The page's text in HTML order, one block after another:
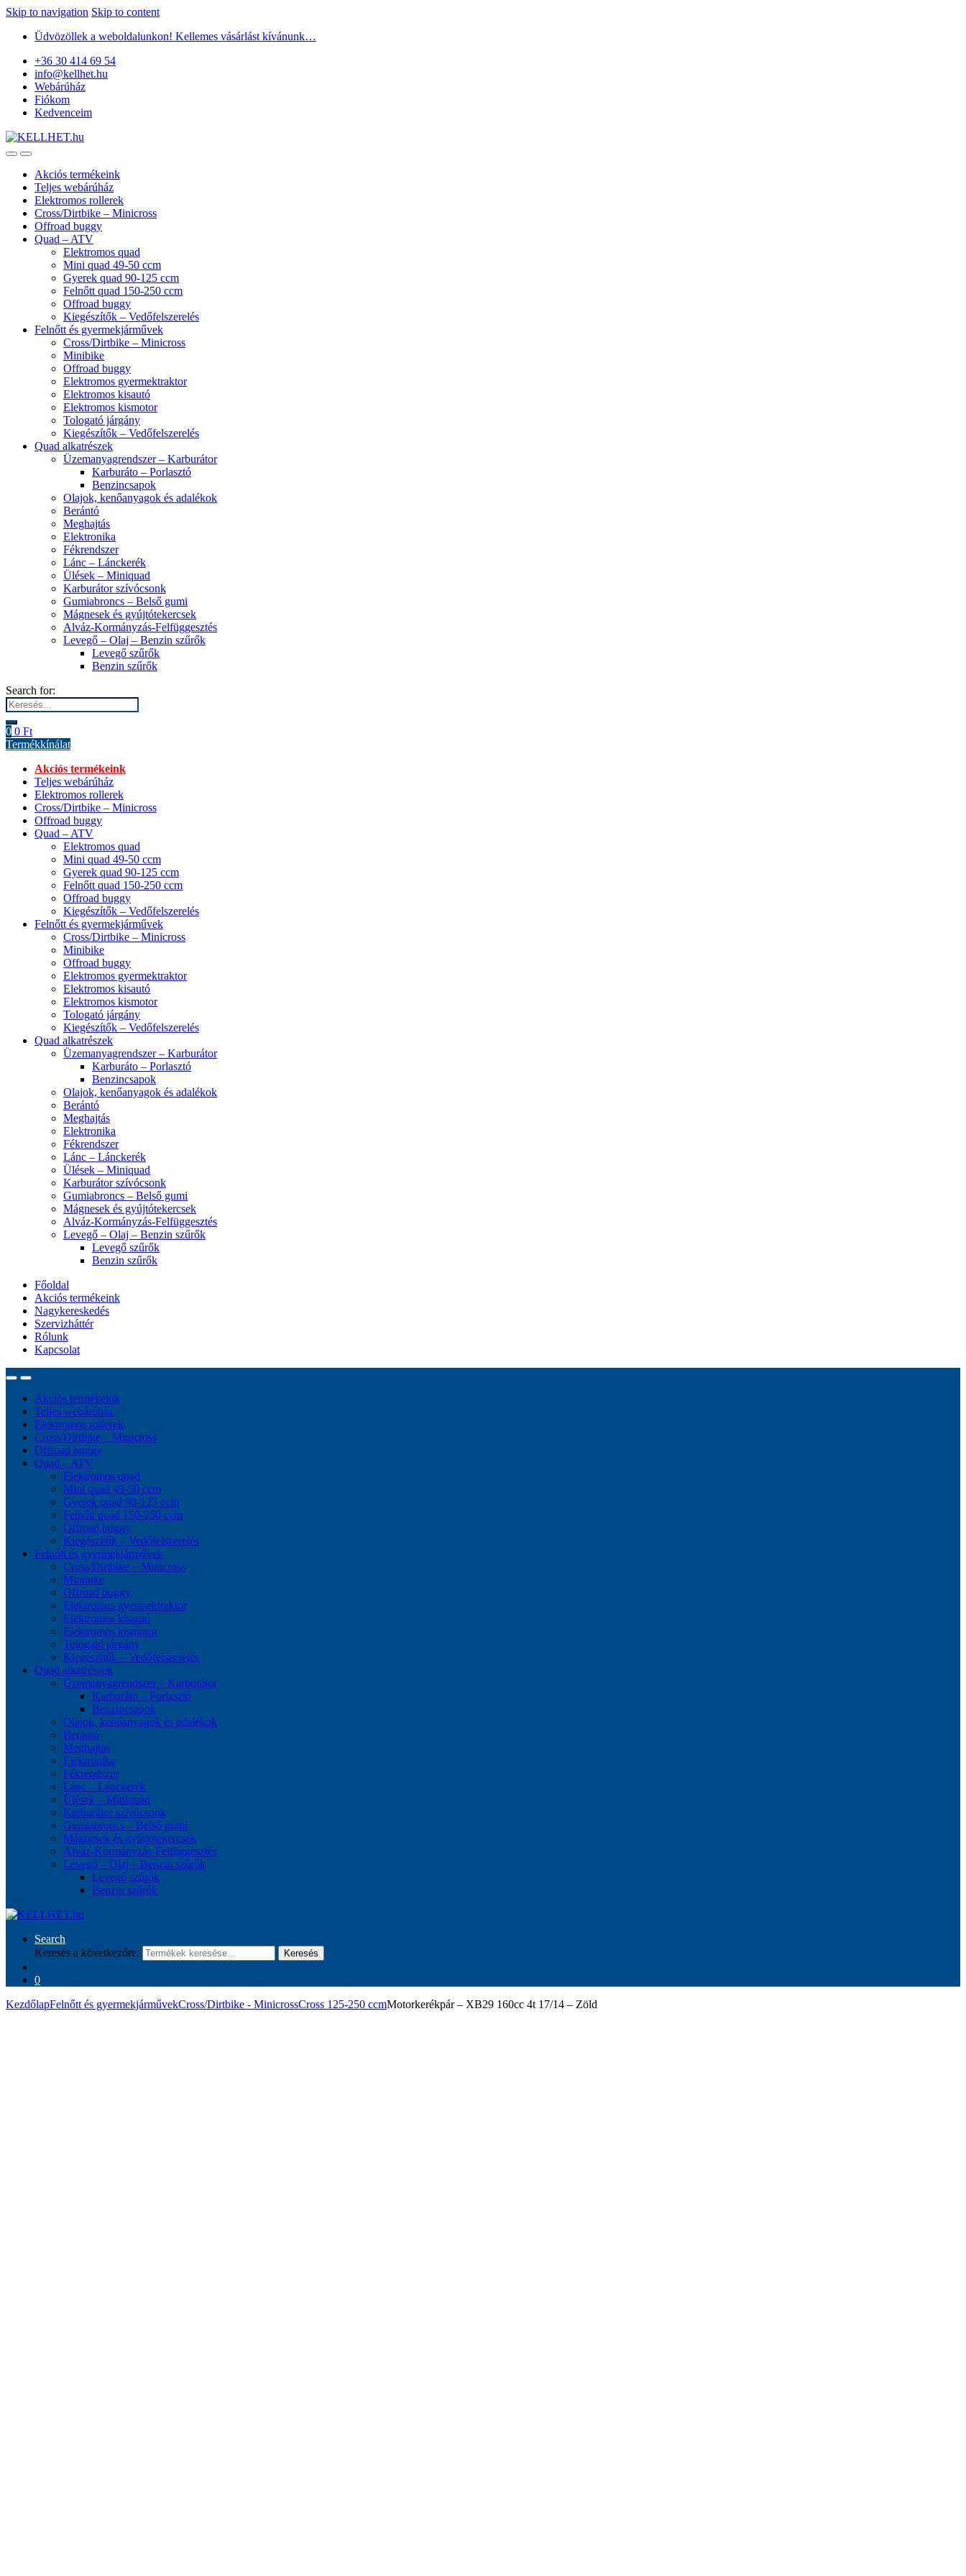
Skip to navigation Skip to content
Üdvözöllek a weboldalunkon! Kellemes vásárlást kívánunk…
+36 30 414 69 54
info@kellhet.hu
Webárúház
Fiókom
Kedvenceim
Akciós termékeink
Teljes webárúház
Elektromos rollerek
Cross/Dirtbike – Minicross
Offroad buggy
Quad – ATV
Elektromos quad
Mini quad 49-50 ccm
Gyerek quad 90-125 ccm
Felnőtt quad 150-250 ccm
Offroad buggy
Kiegészítők – Vedőfelszerelés
Felnőtt és gyermekjárművek
Cross/Dirtbike – Minicross
Minibike
Offroad buggy
Elektromos gyermektraktor
Elektromos kisautó
Elektromos kismotor
Tologató járgány
Kiegészítők – Vedőfelszerelés
Quad alkatrészek
Üzemanyagrendszer – Karburátor
Karburáto – Porlasztó
Benzincsapok
Olajok, kenőanyagok és adalékok
Berántó
Meghajtás
Elektronika
Fékrendszer
Lánc – Lánckerék
Ülések – Miniquad
Karburátor szívócsonk
Gumiabroncs – Belső gumi
Mágnesek és gyújtótekercsek
Alváz-Kormányzás-Felfüggesztés
Levegő – Olaj – Benzin szűrők
Levegő szűrők
Benzin szűrők
Search for:
0 0 Ft
Termékkínálat
Akciós termékeink
Teljes webárúház
Elektromos rollerek
Cross/Dirtbike – Minicross
Offroad buggy
Quad – ATV
Elektromos quad
Mini quad 49-50 ccm
Gyerek quad 90-125 ccm
Felnőtt quad 150-250 ccm
Offroad buggy
Kiegészítők – Vedőfelszerelés
Felnőtt és gyermekjárművek
Cross/Dirtbike – Minicross
Minibike
Offroad buggy
Elektromos gyermektraktor
Elektromos kisautó
Elektromos kismotor
Tologató járgány
Kiegészítők – Vedőfelszerelés
Quad alkatrészek
Üzemanyagrendszer – Karburátor
Karburáto – Porlasztó
Benzincsapok
Olajok, kenőanyagok és adalékok
Berántó
Meghajtás
Elektronika
Fékrendszer
Lánc – Lánckerék
Ülések – Miniquad
Karburátor szívócsonk
Gumiabroncs – Belső gumi
Mágnesek és gyújtótekercsek
Alváz-Kormányzás-Felfüggesztés
Levegő – Olaj – Benzin szűrők
Levegő szűrők
Benzin szűrők
Főoldal
Akciós termékeink
Nagykereskedés
Szervizháttér
Rólunk
Kapcsolat
Akciós termékeink
Teljes webárúház
Elektromos rollerek
Cross/Dirtbike – Minicross
Offroad buggy
Quad – ATV
Elektromos quad
Mini quad 49-50 ccm
Gyerek quad 90-125 ccm
Felnőtt quad 150-250 ccm
Offroad buggy
Kiegészítők – Vedőfelszerelés
Felnőtt és gyermekjárművek
Cross/Dirtbike – Minicross
Minibike
Offroad buggy
Elektromos gyermektraktor
Elektromos kisautó
Elektromos kismotor
Tologató járgány
Kiegészítők – Vedőfelszerelés
Quad alkatrészek
Üzemanyagrendszer – Karburátor
Karburáto – Porlasztó
Benzincsapok
Olajok, kenőanyagok és adalékok
Berántó
Meghajtás
Elektronika
Fékrendszer
Lánc – Lánckerék
Ülések – Miniquad
Karburátor szívócsonk
Gumiabroncs – Belső gumi
Mágnesek és gyújtótekercsek
Alváz-Kormányzás-Felfüggesztés
Levegő – Olaj – Benzin szűrők
Levegő szűrők
Benzin szűrők
Search
Keresés a következőre:
Keresés
0
KezdőlapFelnőtt és gyermekjárművekCross/Dirtbike - MinicrossCross 125-250 ccmMotorkerékpár – XB29 160cc 4t 17/14 – Zöld